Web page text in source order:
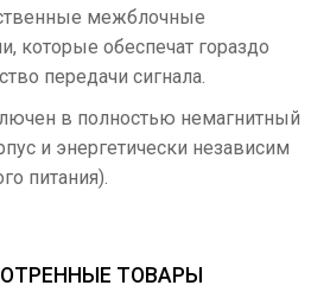
межблочные
которые обеспечат гораздо
передачи сигнала.
в полностью немагнитный
и энергетически независим
питания).
ТОВАРЫ